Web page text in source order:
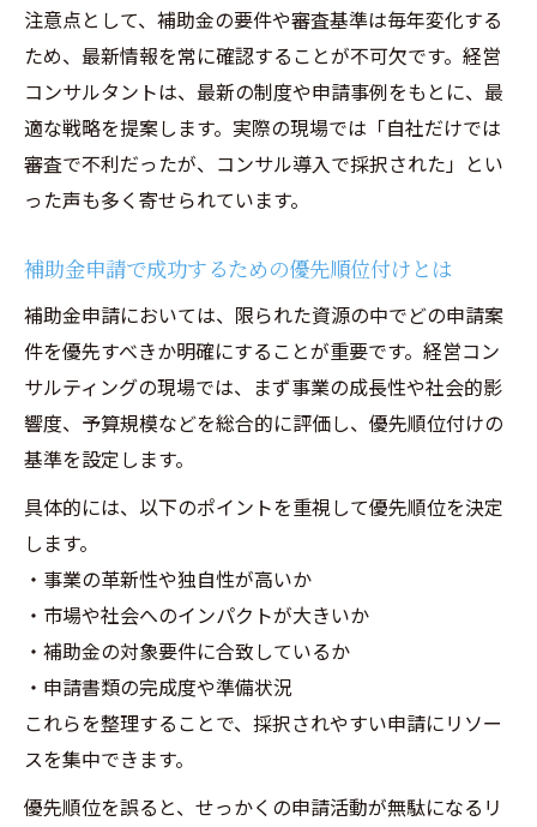
注意点として、補助金の要件や審査基準は毎年変化する
ため、最新情報を常に確認することが不可欠です。経営
コンサルタントは、最新の制度や申請事例をもとに、最
適な戦略を提案します。実際の現場では「自社だけでは
審査で不利だったが、コンサル導入で採択された」とい
った声も多く寄せられています。
補助金申請で成功するための優先順位付けとは
補助金申請においては、限られた資源の中でどの申請案
件を優先すべきか明確にすることが重要です。経営コン
サルティングの現場では、まず事業の成長性や社会的影
響度、予算規模などを総合的に評価し、優先順位付けの
基準を設定します。
具体的には、以下のポイントを重視して優先順位を決定
します。
・事業の革新性や独自性が高いか
・市場や社会へのインパクトが大きいか
・補助金の対象要件に合致しているか
・申請書類の完成度や準備状況
これらを整理することで、採択されやすい申請にリソー
スを集中できます。
優先順位を誤ると、せっかくの申請活動が無駄になるリ